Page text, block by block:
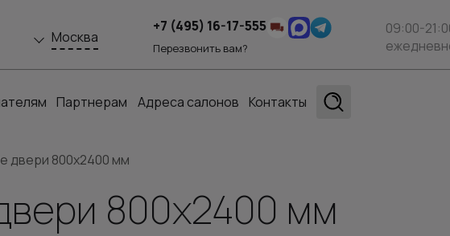
Москва
+7 (495) 16-17-555
Перезвонить вам?
09:00-
Партнерам Адреса салонов Контакты
двери 800x2400 мм
800x2400 мм